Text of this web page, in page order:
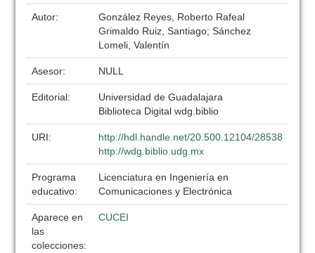
Autor:
González Reyes, Roberto Rafeal
Grimaldo Ruiz, Santiago; Sánchez
Lomeli, Valentín
Asesor: NULL
Editorial:
Universidad de Guadalajara
Biblioteca Digital wdg.biblio
URI:
http://hdl.handle.net/20.500.12104/28538
http://wdg.biblio.udg.mx
Programa
educativo:
Licenciatura en Ingeniería en
Comunicaciones y Electrónica
Aparece en
las
colecciones:
CUCEI